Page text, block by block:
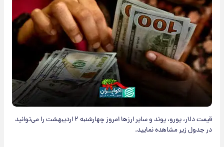
قیمت دلار، یورو، پوند و سایر ارز‌ها امروز چهارشنبه ۲ اردیبهشت را می‌توانید
در جدول زیر مشاهده نمایید.